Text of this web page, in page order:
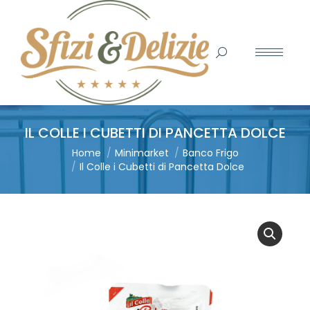
Search:
IL COLLE I CUBETTI DI PANCETTA DOLCE
You are here:
Home Minimarket
Banco Frigo
Il Colle i Cubetti di Pancetta Dolce